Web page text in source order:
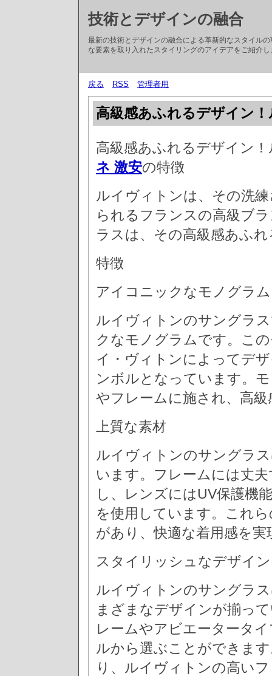
技術とデザインの融合
最新の技術とデザインの融合による革新的なスタイル
な要素を取り入れたスタイリングのアイデアをご紹介し
戻る RSS 管理者用
高級感あふれるデザイン
高級感あふれるデザイン
ネ 激安の特徴
ルイヴィトンは、その洗
られるフランスの高級ブ
ラスは、その高級感あふ
特徴
アイコニックなモノグラム
ルイヴィトンのサングラ
クなモノグラムです。こ
イ・ヴィトンによってデ
ンボルとなっています。
やフレームに施され、高
上質な素材
ルイヴィトンのサングラ
います。フレームには丈
し、レンズにはUV保護機
を使用しています。これ
があり、快適な着用感を
スタイリッシュなデザイン
ルイヴィトンのサングラ
まざまなデザインが揃っ
レームやアビエータータ
ルから選ぶことができま
り、ルイヴィトンの高い